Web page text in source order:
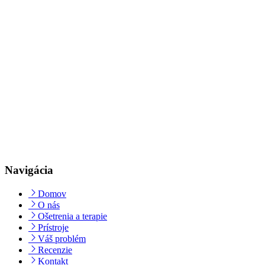
Navigácia
Domov
O nás
Ošetrenia a terapie
Prístroje
Váš problém
Recenzie
Kontakt